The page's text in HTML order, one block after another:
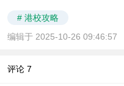
# 港校攻略
编辑于 2025-10-26 09:46:57
评论 7